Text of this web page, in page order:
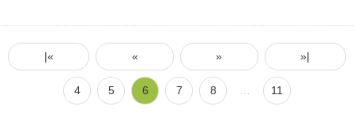
|« « » »|
4 5 6 7 8 11